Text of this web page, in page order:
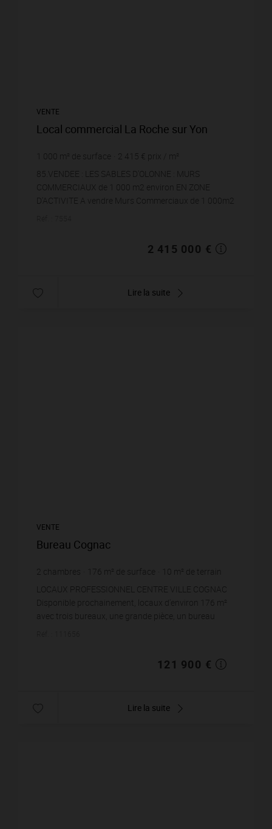
VENTE
Local commercial La Roche sur Yon
1 000 m² de surface 2 415 € prix / m²
85.VENDEE : LES SABLES D'OLONNE : MURS
COMMERCIAUX de 1 000 m2 environ EN ZONE
D'ACTIVITE A vendre Murs Commerciaux de 1 000m2
2 415 000 €
Lire la suite
VENTE
Bureau Cognac
2 chambres 176 m² de surface 10 m² de terrain
692,61 €prix / m²
LOCAUX PROFESSIONNEL CENTRE VILLE COGNAC
Disponible prochainement, locaux d'environ 176 m²
avec trois bureaux, une grande pièce, un bureau
121 900 €
Lire la suite